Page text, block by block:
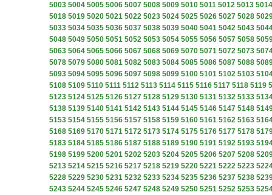
5003 5004 5005 5006 5007 5008 5009 5010 5011 5012 5013 5014
5018 5019 5020 5021 5022 5023 5024 5025 5026 5027 5028
5033 5034 5035 5036 5037 5038 5039 5040 5041 5042 5043
5048 5049 5050 5051 5052 5053 5054 5055 5056 5057 5058
5063 5064 5065 5066 5067 5068 5069 5070 5071 5072 5073
5078 5079 5080 5081 5082 5083 5084 5085 5086 5087 5088
5093 5094 5095 5096 5097 5098 5099 5100 5101 5102 5103
5108 5109 5110 5111 5112 5113 5114 5115 5116 5117 5118 5119
5123 5124 5125 5126 5127 5128 5129 5130 5131 5132 5133
5138 5139 5140 5141 5142 5143 5144 5145 5146 5147 5148
5153 5154 5155 5156 5157 5158 5159 5160 5161 5162 5163
5168 5169 5170 5171 5172 5173 5174 5175 5176 5177 5178
5183 5184 5185 5186 5187 5188 5189 5190 5191 5192 5193
5198 5199 5200 5201 5202 5203 5204 5205 5206 5207 5208
5213 5214 5215 5216 5217 5218 5219 5220 5221 5222 5223
5228 5229 5230 5231 5232 5233 5234 5235 5236 5237 5238
5243 5244 5245 5246 5247 5248 5249 5250 5251 5252 5253